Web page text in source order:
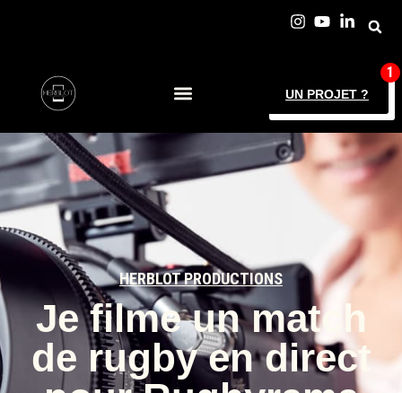
UN PROJET ?
HERBLOT PRODUCTIONS
Je filme un match
de rugby en direct